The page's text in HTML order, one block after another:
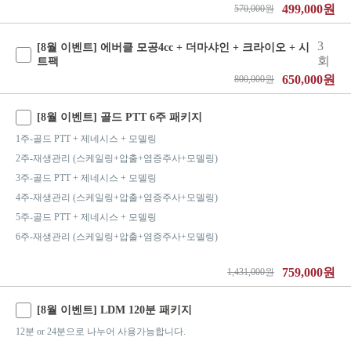
499,000원
570,000원
[8월 이벤트] 에버클 모공4cc + 더마샤인 + 크라이오 + 시
트팩
3
회
650,000원
800,000원
[8월 이벤트] 골드 PTT 6주 패키지
1주-골드 PTT + 제네시스 + 모델링
2주-재생관리 (스케일링+압출+염증주사+모델링)
3주-골드 PTT + 제네시스 + 모델링
4주-재생관리 (스케일링+압출+염증주사+모델링)
5주-골드 PTT + 제네시스 + 모델링
6주-재생관리 (스케일링+압출+염증주사+모델링)
759,000원
1,431,000원
[8월 이벤트] LDM 120분 패키지
12분 or 24분으로 나누어 사용가능합니다.